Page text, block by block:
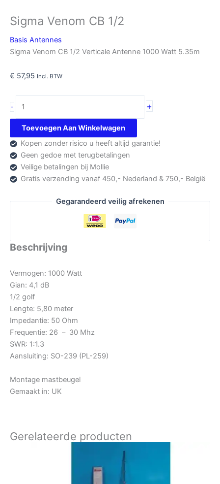
Sigma Venom CB 1/2
Basis Antennes
Sigma Venom CB 1/2 Verticale Antenne 1000 Watt 5.35m
€ 57,95 Incl. BTW
-
Venom
CB
1/2
aantal
+
Toevoegen Aan Winkelwagen
Kopen zonder risico u heeft altijd garantie!
Geen gedoe met terugbetalingen
Veilige betalingen bij Mollie
Gratis verzending vanaf 450,- Nederland & 750,- België
Gegarandeerd veilig afrekenen
Beschrijving
Vermogen: 1000 Watt
Gian: 4,1 dB
1/2 golf
Lengte: 5,80 meter
Impedantie: 50 Ohm
Frequentie: 26 – 30 Mhz
SWR: 1:1.3
Aansluiting: SO-239 (PL-259)
Montage mastbeugel
Gemaakt in: UK
Gerelateerde producten